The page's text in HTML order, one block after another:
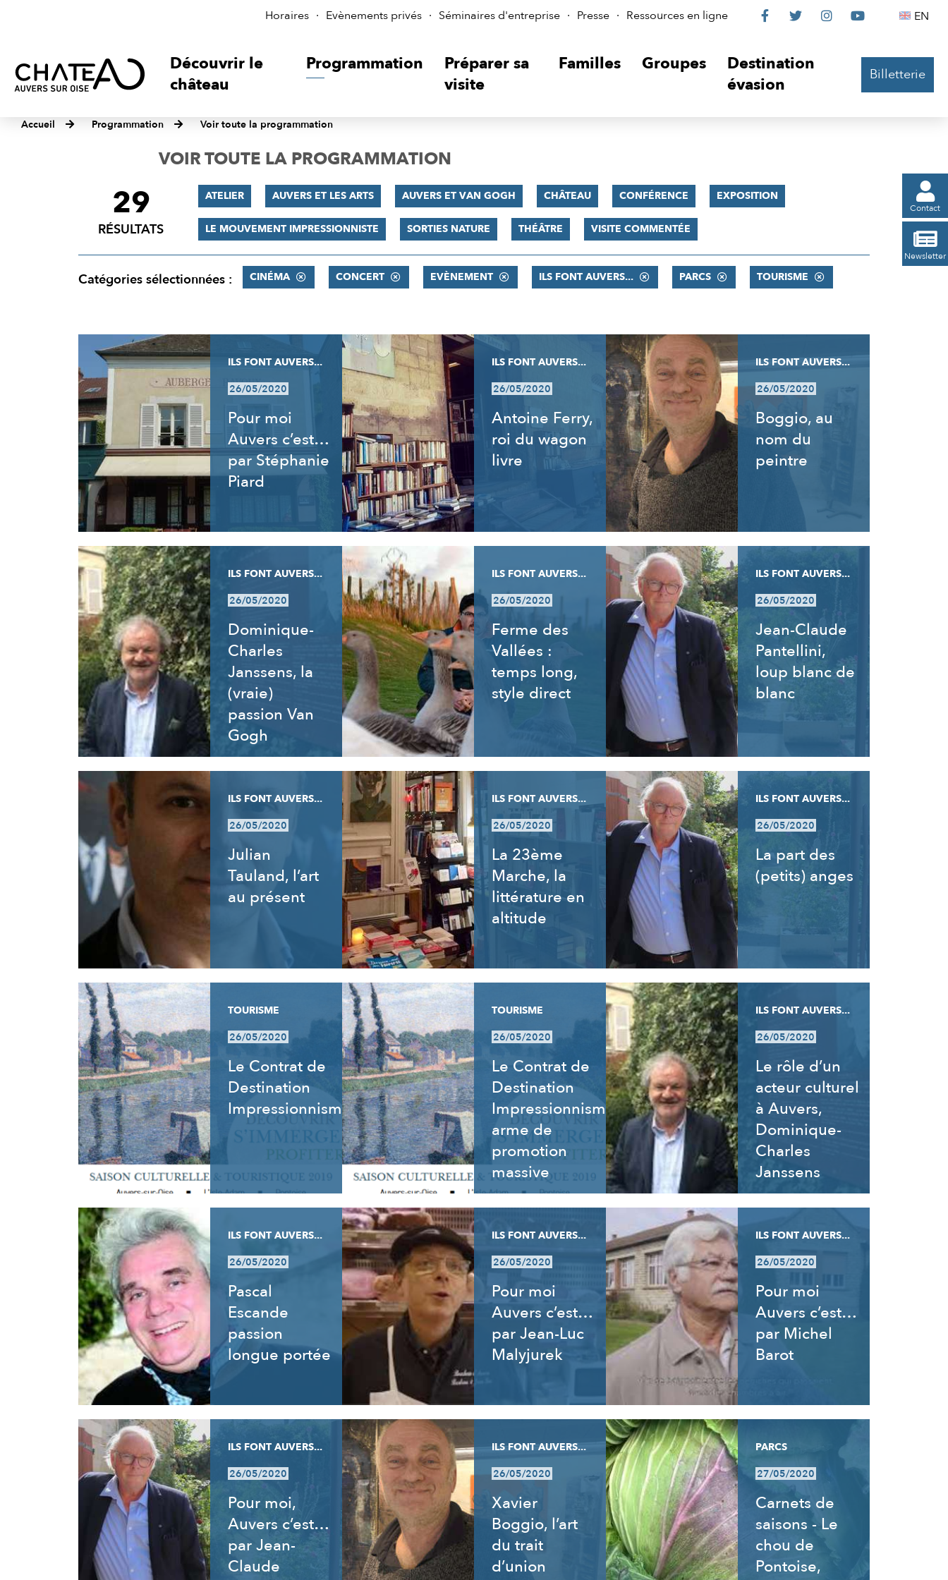
Horaires Evènements privés Séminaires d'entreprise Presse Ressources en ligne
Le
sur

Le

Le

Le
 EN
Découvrir le
château
Programmation
Préparer sa
visite
Familles Groupes
Destination
évasion
Billetterie
Accueil Programmation Voir toute la programmation

Contact

Newsletter
VOIR TOUTE LA PROGRAMMATION
FILTRER
RÉSULTATS
29
RÉSULTATS
ATELIER AUVERS ET LES ARTS AUVERS ET VAN GOGH CHÂTEAU CONFÉRENCE EXPOSITION
LE MOUVEMENT IMPRESSIONNISTE SORTIES NATURE THÉÂTRE VISITE COMMENTÉE
Catégories sélectionnées : CINÉMA CONCERT EVÈNEMENT ILS FONT AUVERS... PARCS TOURISME
RÉSULTATS
ILS FONT AUVERS...
26/05/2020
Pour moi
Auvers c’est…
par Stéphanie
Piard
ILS FONT AUVERS...
26/05/2020
Antoine Ferry,
roi du wagon
livre
ILS FONT AUVERS...
26/05/2020
Boggio, au
nom du
peintre
ILS FONT AUVERS...
26/05/2020
Dominique-
Charles
Janssens, la
(vraie)
passion Van
Gogh
ILS FONT AUVERS...
26/05/2020
Ferme des
Vallées :
temps long,
style direct
ILS FONT AUVERS...
26/05/2020
Jean-Claude
Pantellini,
loup blanc de
blanc
ILS FONT AUVERS...
26/05/2020
Julian
Tauland, l’art
au présent
ILS FONT AUVERS...
26/05/2020
La 23ème
Marche, la
littérature en
altitude
ILS FONT AUVERS...
26/05/2020
La part des
(petits) anges
TOURISME
26/05/2020
Le Contrat de
Destination
Impressionnisme
TOURISME
26/05/2020
Le Contrat de
Destination
Impressionnisme,
arme de
promotion
massive
ILS FONT AUVERS...
26/05/2020
Le rôle d’un
acteur culturel
à Auvers,
Dominique-
Charles
Janssens
ILS FONT AUVERS...
26/05/2020
Pascal
Escande
passion
longue portée
ILS FONT AUVERS...
26/05/2020
Pour moi
Auvers c’est…
par Jean-Luc
Malyjurek
ILS FONT AUVERS...
26/05/2020
Pour moi
Auvers c’est…
par Michel
Barot
ILS FONT AUVERS...
26/05/2020
Pour moi,
Auvers c’est…
par Jean-
Claude
ILS FONT AUVERS...
26/05/2020
Xavier
Boggio, l’art
du trait
d’union
PARCS
27/05/2020
Carnets de
saisons - Le
chou de
Pontoise,